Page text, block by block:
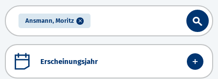
Ansmann, Moritz
Erscheinungsjahr